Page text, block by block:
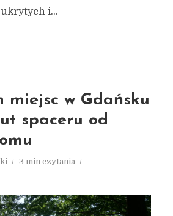
ukrytych i...
miejsc w Gdańsku
spaceru od
3 min czytania